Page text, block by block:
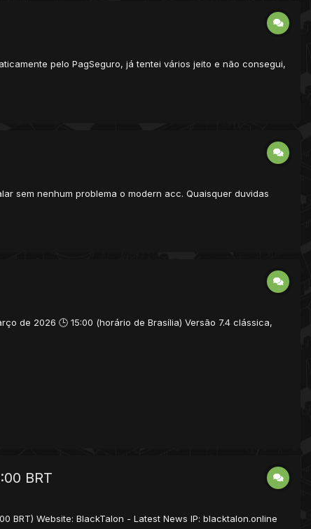
pelo PagSeguro, já tentei vários jeito e não consegui,
sem nenhum problema o modern acc. Quaisquer duvidas
de 2026 🕒 15:00 (horário de Brasília) Versão 7.4 clássica,
BRT
Website: BlackTalon - Latest News IP: blacktalon.online